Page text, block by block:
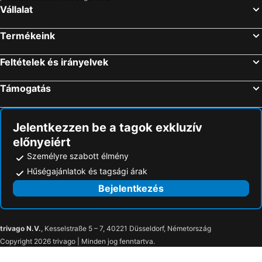
Cortina d'Ampezzo, Veneto Szállás
Hallstatt, Felső-Ausztria Szállás
Obertraun, Felső-Ausztria Szállás
Klagenfurt am Wörthersee, Karintia Szállás
Vállalat
Termékeink
Feltételek és irányelvek
Támogatás
Jelentkezzen be a tagok exkluzív
előnyeiért
Személyre szabott élmény
Hűségajánlatok és tagsági árak
Bejelentkezés
trivago N.V., Kesselstraße 5 – 7, 40221 Düsseldorf, Németország
Copyright 2026 trivago | Minden jog fenntartva.